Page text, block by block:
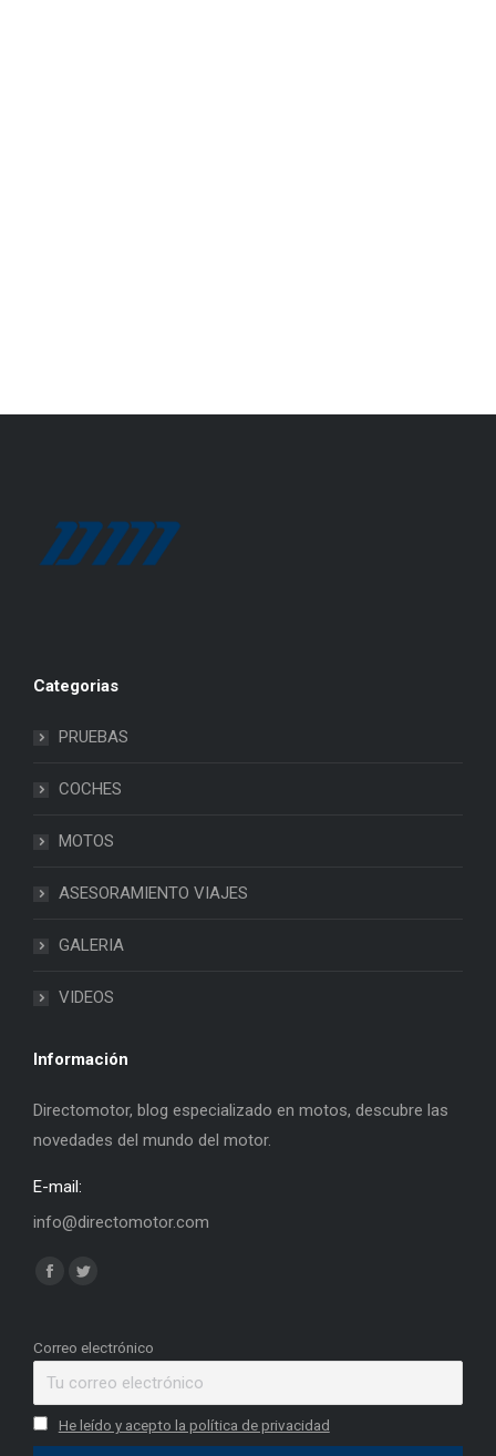
Categorias
PRUEBAS
COCHES
MOTOS
ASESORAMIENTO VIAJES
GALERIA
VIDEOS
Información
Directomotor, blog especializado en motos, descubre las
novedades del mundo del motor.
E-mail:
info@directomotor.com
Find us on:
Facebook
opens
window
Twitter
opens
window
Correo electrónico
He leído y acepto la política de privacidad